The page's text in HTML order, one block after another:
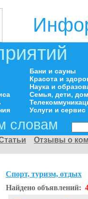
Бани и сауны
Красота и
Наука и
Семья, дети,
Услуги и сервис
словам
Отзывы о
Спорт, туризм, отдых
Найдено объявлений: